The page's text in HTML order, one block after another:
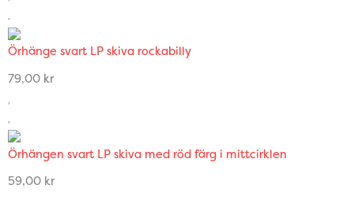
Örhänge svart LP skiva rockabilly
79,00 kr
Örhängen svart LP skiva med röd färg i mittcirklen
59,00 kr